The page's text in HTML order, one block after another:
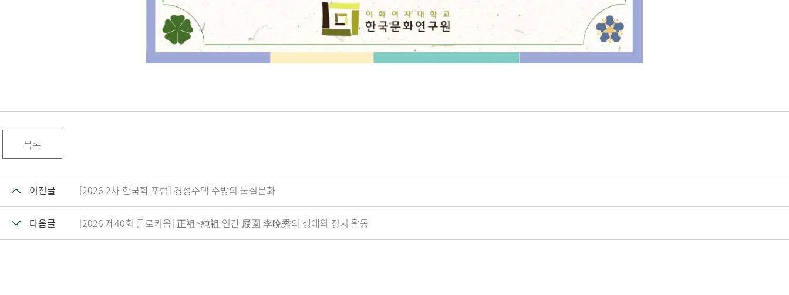
목록
이전글 [2026 2차 한국학 포럼] 경성주택 주방의 물질문화
다음글 [2026 제40회 콜로키움] 正祖~純祖 연간 屐園 李晩秀의 생애와 정치 활동